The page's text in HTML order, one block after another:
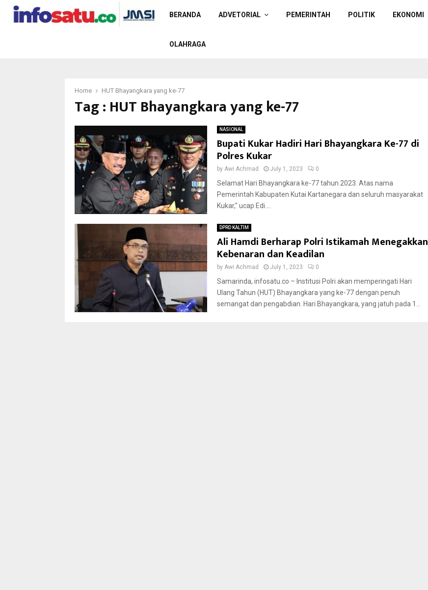
BERANDA ADVETORIAL PEMERINTAH POLITIK EKONOMI
OLAHRAGA
Home HUT Bhayangkara yang ke-77
Tag : HUT Bhayangkara yang ke-77
NASIONAL
Bupati Kukar Hadiri Hari Bhayangkara Ke-77 di
Polres Kukar
by Awi Achmad July 1, 2023 0
Selamat Hari Bhayangkara ke-77 tahun 2023. Atas nama
Pemerintah Kabupaten Kutai Kartanegara dan seluruh masyarakat
Kukar," ucap Edi....
DPRD KALTIM
Ali Hamdi Berharap Polri Istikamah Menegakkan
Kebenaran dan Keadilan
by Awi Achmad July 1, 2023 0
Samarinda, infosatu.co – Institusi Polri akan memperingati Hari
Ulang Tahun (HUT) Bhayangkara yang ke-77 dengan penuh
semangat dan pengabdian. Hari Bhayangkara, yang jatuh pada 1...